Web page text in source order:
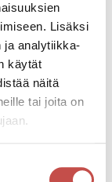
Lisäksi
ja analytiikka-
käytät
näitä
tai joita on
loppuu illalla